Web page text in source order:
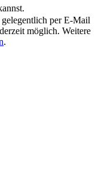
per E-Mail
möglich. Weitere
.